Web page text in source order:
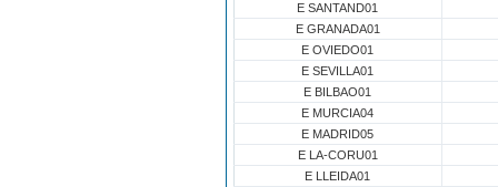
E SANTAND01
E GRANADA01
E OVIEDO01
E SEVILLA01
E BILBAO01
E MURCIA04
E MADRID05
E LA-CORU01
E LLEIDA01